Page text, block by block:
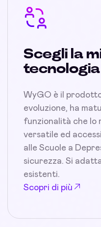
Scegli la
tecnologia
WyGO è il
evoluzione, ha
funzionalità che lo
versatile ed
alle Scuole a
sicurezza. Si
esistenti.
Scopri di più